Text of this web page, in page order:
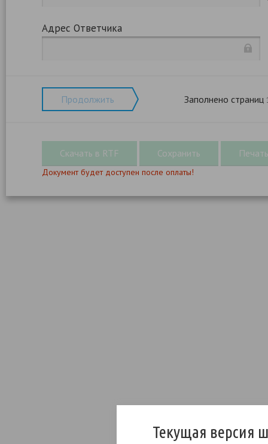
Текущая версия
Адрес Ответчика
Продолжить Заполнено страниц
Документ будет доступен после оплаты!